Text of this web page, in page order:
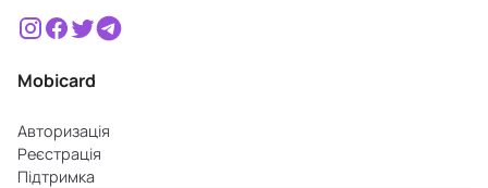
Mobicard
Авторизація
Реєстрація
Підтримка